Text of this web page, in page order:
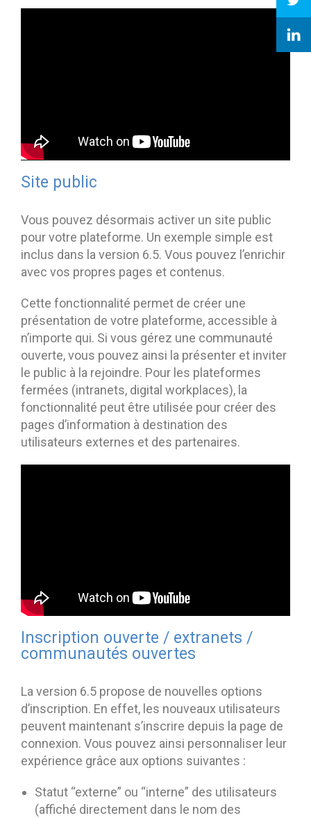
Site public
Vous pouvez désormais activer un site public
pour votre plateforme. Un exemple simple est
inclus dans la version 6.5. Vous pouvez l’enrichir
avec vos propres pages et contenus.
Cette fonctionnalité permet de créer une
présentation de votre plateforme, accessible à
n’importe qui. Si vous gérez une communauté
ouverte, vous pouvez ainsi la présenter et inviter
le public à la rejoindre. Pour les plateformes
fermées (intranets, digital workplaces), la
fonctionnalité peut être utilisée pour créer des
pages d’information à destination des
utilisateurs externes et des partenaires.
Inscription ouverte / extranets /
communautés ouvertes
La version 6.5 propose de nouvelles options
d’inscription. En effet, les nouveaux utilisateurs
peuvent maintenant s’inscrire depuis la page de
connexion. Vous pouvez ainsi personnaliser leur
expérience grâce aux options suivantes :
Statut “externe” ou “interne” des utilisateurs
(affiché directement dans le nom des